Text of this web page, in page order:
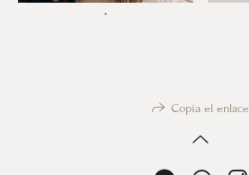
*
Copia el enlace